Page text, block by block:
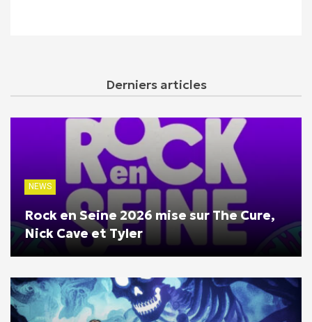
Derniers articles
NEWS
Rock en Seine 2026 mise sur The Cure,
Nick Cave et Tyler